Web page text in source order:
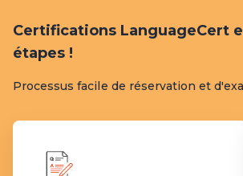
Certifications LanguageCert
étapes !
Processus facile de réservation et